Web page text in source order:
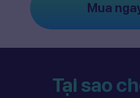
Mua
Tại sao